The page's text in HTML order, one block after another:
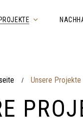
/ Unsere Projekte